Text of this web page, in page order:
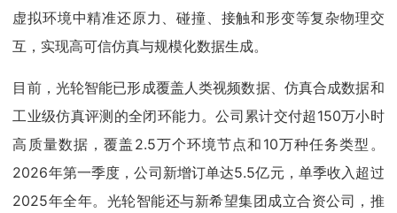
虚拟环境中精准还原力、碰撞、接触和形变等复杂物理交
互，实现高可信仿真与规模化数据生成。
目前，光轮智能已形成覆盖人类视频数据、仿真合成数据和
工业级仿真评测的全闭环能力。公司累计交付超150万小时
高质量数据，覆盖2.5万个环境节点和10万种任务类型。
2026年第一季度，公司新增订单达5.5亿元，单季收入超过
2025年全年。光轮智能还与新希望集团成立合资公司，推